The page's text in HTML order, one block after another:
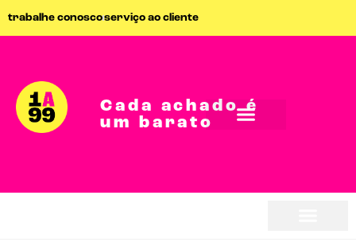
trabalhe conoscoserviço ao cliente
Cada achado é
um barato